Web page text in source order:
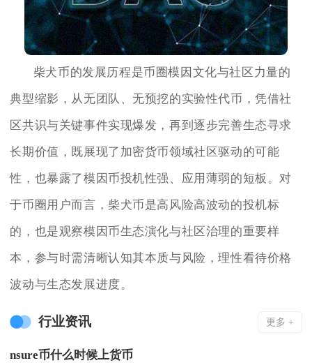
柴犬币的发展历程是币圈模因文化与社区力量的
典型缩影，从无团队、无预挖的实验性代币，凭借社
区共识与关键事件实现爆发，再到逐步完善生态寻求
长期价值，既展现了加密货币领域社区驱动的可能
性，也暴露了模因币投机性强、应用薄弱的短板。对
于币圈用户而言，柴犬币是高风险高波动的投机标
的，也是观察模因币生态演化与社区治理的重要样
本，参与时需清晰认知其本质与风险，理性看待价格
波动与生态发展进度。
行业资讯 更多 +
nsure币什么时候上货币